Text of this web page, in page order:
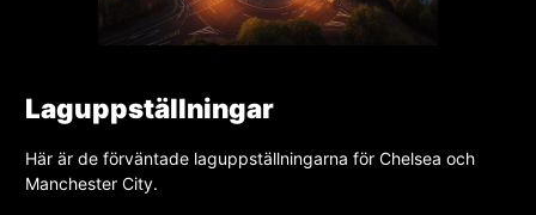
Laguppställningar
Här är de förväntade laguppställningarna för Chelsea och
Manchester City.